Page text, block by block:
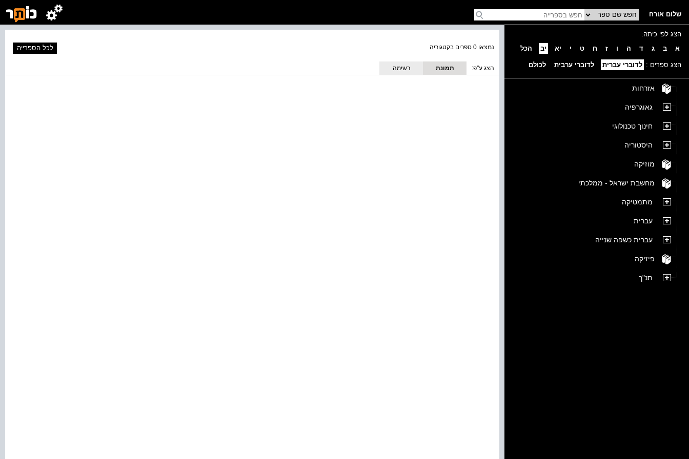
שלום אורח
הצג לפי כיתה:
א
ב ג ד ה ו ז ח ט י יא יב הכל
הצג ספרים : לדוברי עברית לדוברי ערבית לכולם
אזרחות
גאוגרפיה
חינוך טכנולוגי
היסטוריה
מוזיקה
מחשבת ישראל - ממלכתי
מתמטיקה
עברית
עברית כשפה שנייה
פיזיקה
תנ"ך
נמצאו 0 ספרים בקטגוריה לכל הספרייה
הצג ע''פ:
תמונת
רשימה